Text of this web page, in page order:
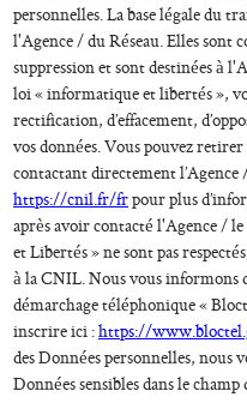
personnelles. La base légale du
l'Agence / du Réseau. Elles sont
suppression et sont destinées à
loi « informatique et libertés »,
rectification, d’effacement,
vos données. Vous pouvez
contactant directement l’Agence
https://cnil.fr/frpour plus
après avoir contacté l'Agence /
et Libertés » ne sont pas
à la CNIL. Nous vous informons
démarchage téléphonique «
inscrire ici :https://
des Données personnelles, nous
Données sensibles dans le champ